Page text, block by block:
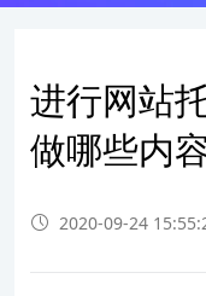
进行网站
做哪些内
2020-09-24